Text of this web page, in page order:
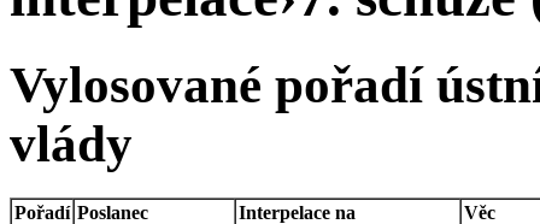
Vylosované pořadí
vlády
Pořadí Poslanec Interpelace na
Věc